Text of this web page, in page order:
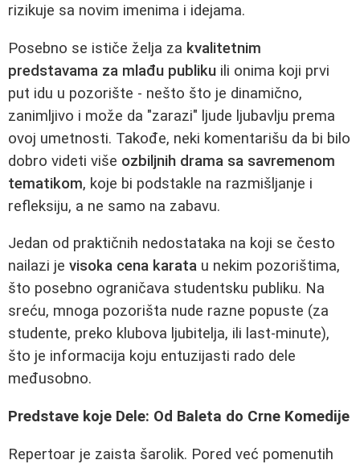
rizikuje sa novim imenima i idejama.
Posebno se ističe želja za kvalitetnim
predstavama za mlađu publiku ili onima koji prvi
put idu u pozorište - nešto što je dinamično,
zanimljivo i može da "zarazi" ljude ljubavlju prema
ovoj umetnosti. Takođe, neki komentarišu da bi bilo
dobro videti više ozbiljnih drama sa savremenom
tematikom, koje bi podstakle na razmišljanje i
refleksiju, a ne samo na zabavu.
Jedan od praktičnih nedostataka na koji se često
nailazi je visoka cena karata u nekim pozorištima,
što posebno ograničava studentsku publiku. Na
sreću, mnoga pozorišta nude razne popuste (za
studente, preko klubova ljubitelja, ili last-minute),
što je informacija koju entuzijasti rado dele
međusobno.
Predstave koje Dele: Od Baleta do Crne Komedije
Repertoar je zaista šarolik. Pored već pomenutih